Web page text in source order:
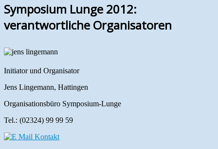
Symposium Lunge 2012:
verantwortliche Organisatoren
Initiator und Organisator
Jens Lingemann, Hattingen
Organisationsbüro Symposium-Lunge
Tel.: (02324) 99 99 59